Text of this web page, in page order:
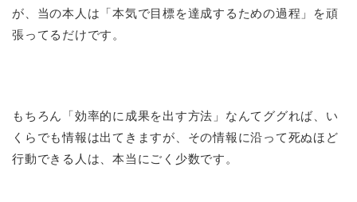
が、当の本人は「本気で目標を達成するための過程」を頑
張ってるだけです。
もちろん「効率的に成果を出す方法」なんてググれば、い
くらでも情報は出てきますが、その情報に沿って死ぬほど
行動できる人は、本当にごく少数です。